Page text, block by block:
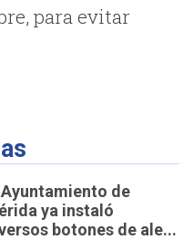
para evitar
Ayuntamiento de
ya instaló
botones de ale...